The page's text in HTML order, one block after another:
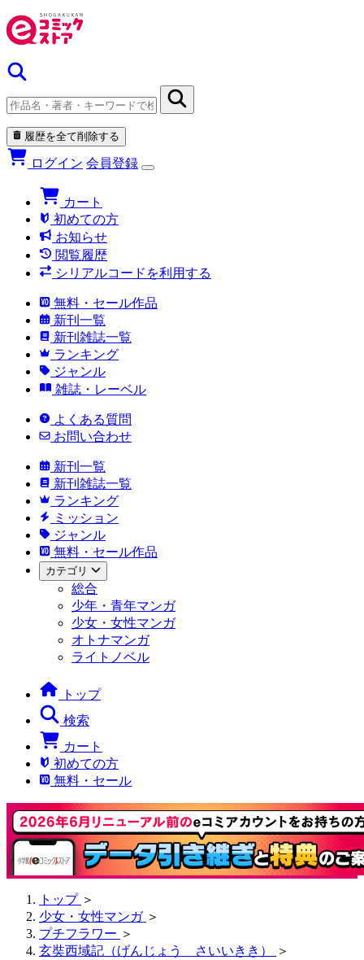
履歴を全て削除する
ログイン 会員登録
カート
初めての方
お知らせ
閲覧履歴
シリアルコードを利用する
無料・セール作品
新刊一覧
新刊雑誌一覧
ランキング
ジャンル
雑誌・レーベル
よくある質問
お問い合わせ
新刊一覧
新刊雑誌一覧
ランキング
ミッション
ジャンル
無料・セール作品
カテゴリ
総合
少年・青年マンガ
少女・女性マンガ
オトナマンガ
ライトノベル
トップ
検索
カート
初めての方
無料・セール
トップ ＞
少女・女性マンガ ＞
プチフラワー ＞
玄奘西域記（げんじょう さいいきき）
＞